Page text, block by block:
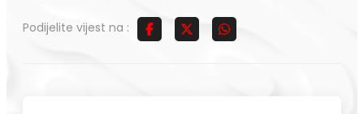
Podijelite vijest na :